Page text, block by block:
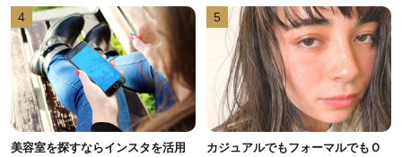
4
美容室を探すならインスタを活用
5
カジュアルでもフォーマルでもＯ